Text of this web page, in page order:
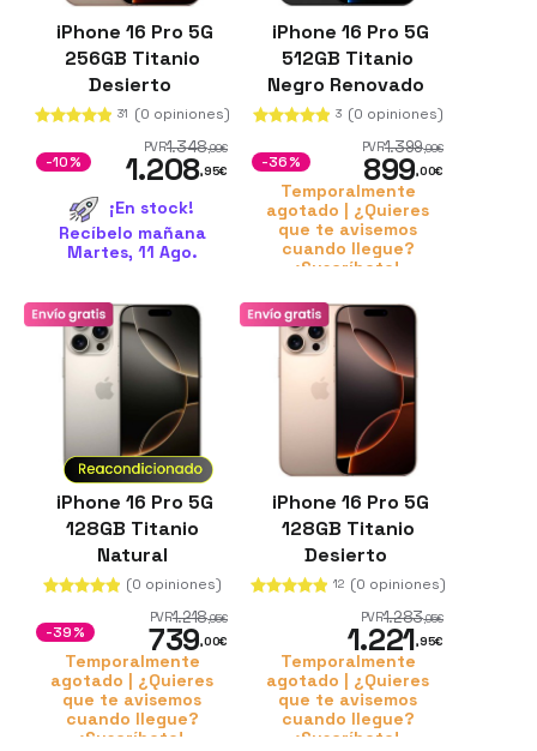
iPhone 16 Pro 5G
256GB Titanio
Desierto
31 (0 opiniones)
PVR1.348,99€
1.208,95€
-10%
¡En stock!
Recíbelo mañana
Martes, 11 Ago.
iPhone 16 Pro 5G
512GB Titanio
Negro Renovado
3 (0 opiniones)
PVR1.399,00€
899,00€
-36%
Temporalmente
agotado | ¿Quieres
que te avisemos
cuando llegue?
¡Suscríbete!
iPhone 16 Pro 5G
128GB Titanio
Natural
Reacondicionado
(0 opiniones)
PVR1.218,95€
739,00€
-39%
Temporalmente
agotado | ¿Quieres
que te avisemos
cuando llegue?
¡Suscríbete!
iPhone 16 Pro 5G
128GB Titanio
Desierto
12 (0 opiniones)
PVR1.283,05€
1.221,95€
Temporalmente
agotado | ¿Quieres
que te avisemos
cuando llegue?
¡Suscríbete!